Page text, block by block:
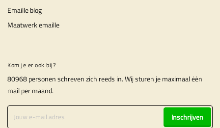
Emaille blog
Maatwerk emaille
Kom je er ook bij?
80968 personen schreven zich reeds in. Wij sturen je maximaal ėėn
mail per maand.
Inschrijven